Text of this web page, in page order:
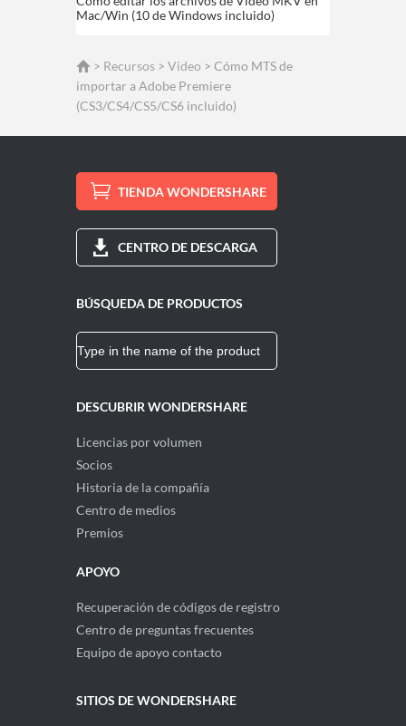
Mac/Win (10 de Windows incluido)
> Recursos > Video > Cómo MTS de
importar a Adobe Premiere
(CS3/CS4/CS5/CS6 incluido)
TIENDA WONDERSHARE
CENTRO DE DESCARGA
BÚSQUEDA DE PRODUCTOS
DESCUBRIR WONDERSHARE
Licencias por volumen
Socios
Historia de la compañía
Centro de medios
Premios
APOYO
Recuperación de códigos de registro
Centro de preguntas frecuentes
Equipo de apoyo contacto
SITIOS DE WONDERSHARE